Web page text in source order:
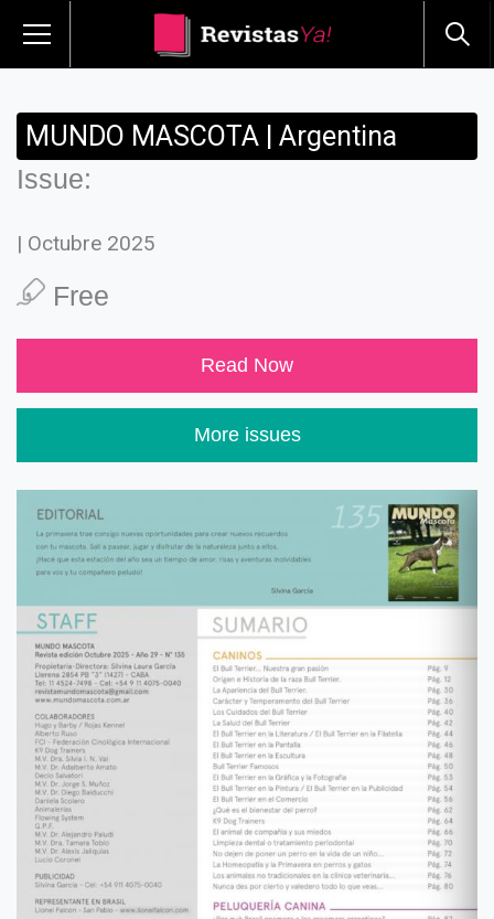
MUNDO MASCOTA | Argentina
Issue:
| Octubre 2025
Free
Read Now
More issues